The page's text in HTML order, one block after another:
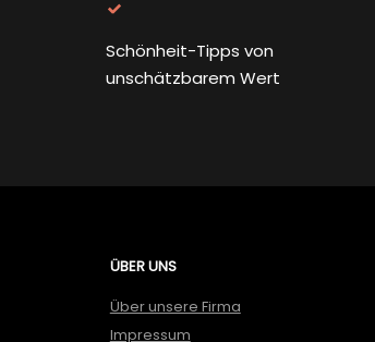
Schönheit-Tipps von
unschätzbarem Wert
ÜBER UNS
Über unsere Firma
Impressum